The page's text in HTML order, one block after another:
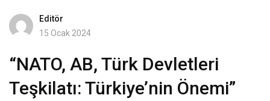
Editör
15 Ocak 2024
“NATO, AB, Türk Devletleri
Teşkilatı: Türkiye’nin Önemi”